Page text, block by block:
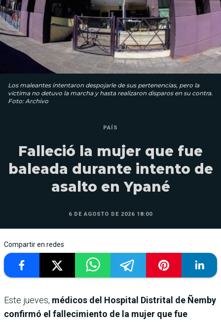
Los maleantes intentaron despojarle de sus pertenencias, pero la
víctima no detuvo la marcha y hasta realizaron disparos en su contra.
Foto: Archivo
PAÍS
Falleció la mujer que fue
baleada durante intento de
asalto en Ypané
6 DE AGOSTO DE 2026 18:00
Compartir en redes
Este jueves, médicos del Hospital Distrital de Ñemby
confirmó el fallecimiento de la mujer que fue